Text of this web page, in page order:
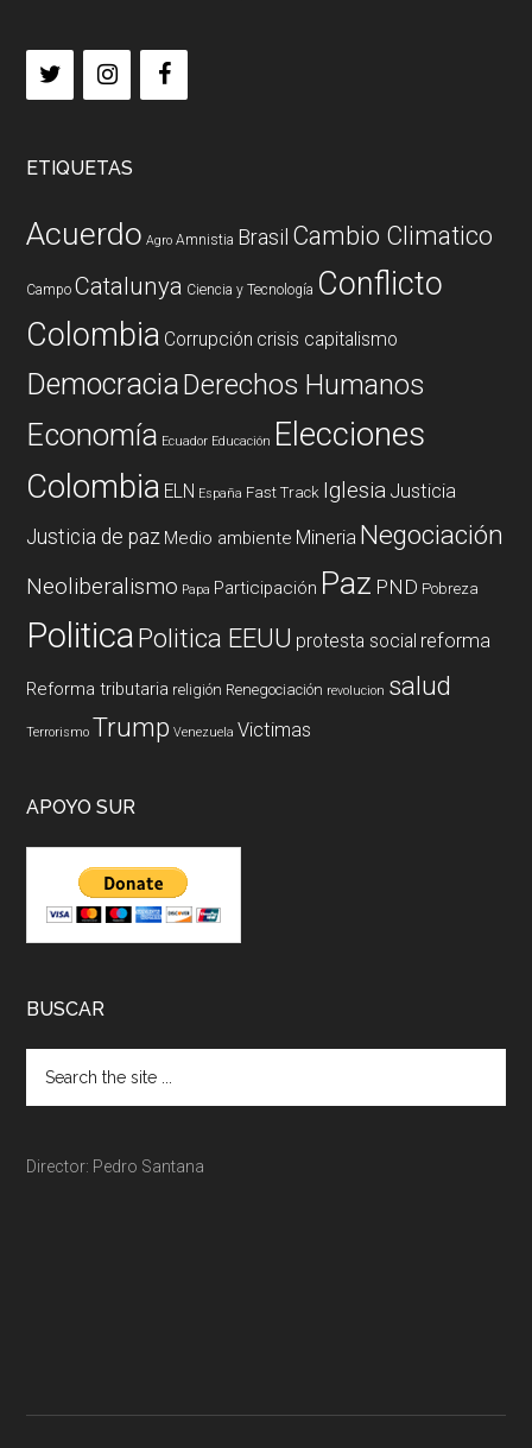
ETIQUETAS
Acuerdo Agro Amnistia Brasil Cambio Climatico
Campo Catalunya Ciencia y Tecnología Conflicto
Colombia Corrupción crisis capitalismo
DemocraciaDerechos Humanos
Economía Ecuador Educación Elecciones
Colombia ELN España Fast Track Iglesia Justicia
Justicia de paz Medio ambiente Mineria Negociación
Neoliberalismo Papa Participación Paz PND Pobreza
PoliticaPolitica EEUU protesta social reforma
Reforma tributaria religión Renegociación revolucion salud
Terrorismo Trump Venezuela Victimas
APOYO SUR
BUSCAR
Director: Pedro Santana